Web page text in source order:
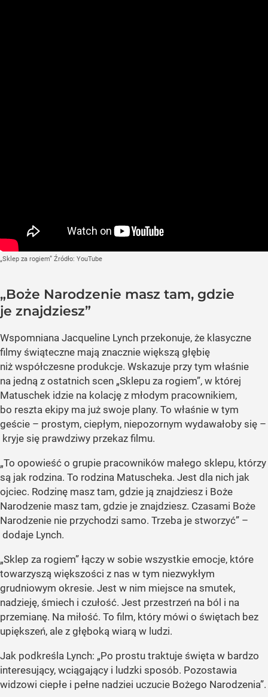
„Sklep za rogiem” Źródło: YouTube
„Boże Narodzenie masz tam, gdzie
je znajdziesz”
Wspomniana Jacqueline Lynch przekonuje, że klasyczne
filmy świąteczne mają znacznie większą głębię
niż współczesne produkcje. Wskazuje przy tym właśnie
na jedną z ostatnich scen „Sklepu za rogiem”, w której
Matuschek idzie na kolację z młodym pracownikiem,
bo reszta ekipy ma już swoje plany. To właśnie w tym
geście – prostym, ciepłym, niepozornym wydawałoby się –
kryje się prawdziwy przekaz filmu.
„To opowieść o grupie pracowników małego sklepu, którzy
są jak rodzina. To rodzina Matuscheka. Jest dla nich jak
ojciec. Rodzinę masz tam, gdzie ją znajdziesz i Boże
Narodzenie masz tam, gdzie je znajdziesz. Czasami Boże
Narodzenie nie przychodzi samo. Trzeba je stworzyć” –
dodaje Lynch.
„Sklep za rogiem” łączy w sobie wszystkie emocje, które
towarzyszą większości z nas w tym niezwykłym
grudniowym okresie. Jest w nim miejsce na smutek,
nadzieję, śmiech i czułość. Jest przestrzeń na ból i na
przemianę. Na miłość. To film, który mówi o świętach bez
upiększeń, ale z głęboką wiarą w ludzi.
Jak podkreśla Lynch: „Po prostu traktuje święta w bardzo
interesujący, wciągający i ludzki sposób. Pozostawia
widzowi ciepłe i pełne nadziei uczucie Bożego Narodzenia”.